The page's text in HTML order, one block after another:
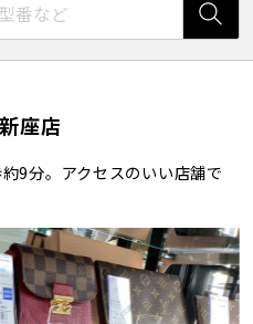
座店
9分。アクセスのいい店舗で